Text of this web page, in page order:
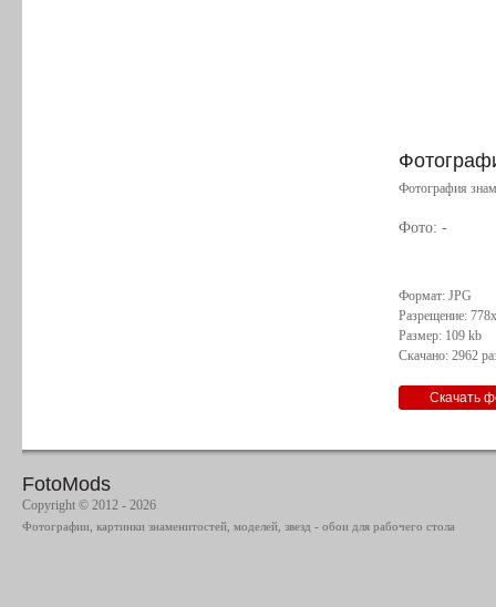
Фотография
Фото: -
Формат: JPG
Разрещение:
Размер: 109 kb
Скачано: 2962
FotoMods
Copyright © 2012 - 2026
Фотографии, картинки знаменитостей, моделей, звезд - обои для рабочего стола